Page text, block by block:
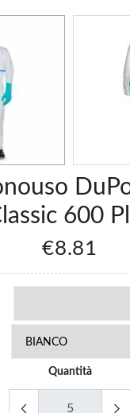
600
€8.81
Quantità